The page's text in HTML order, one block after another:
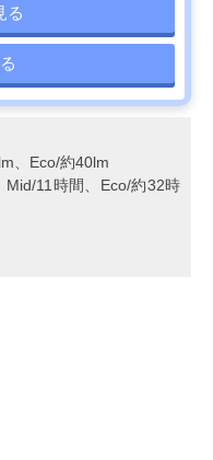
る
、Eco/約40lm
Mid/11時間、Eco/約32時